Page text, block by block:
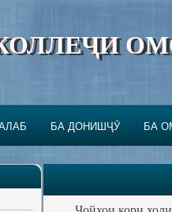
БА ДОНИШҶӮ БА